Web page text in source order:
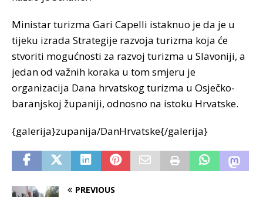
Ministar turizma Gari Capelli istaknuo je da je u
tijeku izrada Strategije razvoja turizma koja će
stvoriti mogućnosti za razvoj turizma u Slavoniji, a
jedan od važnih koraka u tom smjeru je
organizacija Dana hrvatskog turizma u Osječko-
baranjskoj županiji, odnosno na istoku Hrvatske.
{galerija}zupanija/DanHrvatske{/galerija}
PREVIOUS